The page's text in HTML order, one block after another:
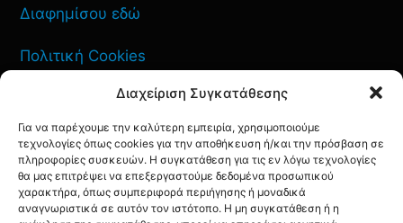
Διαχείριση Συγκατάθεσης
Για να παρέχουμε την καλύτερη εμπειρία, χρησιμοποιούμε
τεχνολογίες όπως cookies για την αποθήκευση ή/και την πρόσβαση σε
πληροφορίες συσκευών. Η συγκατάθεση για τις εν λόγω τεχνολογίες
θα μας επιτρέψει να επεξεργαστούμε δεδομένα προσωπικού
χαρακτήρα, όπως συμπεριφορά περιήγησης ή μοναδικά
αναγνωριστικά σε αυτόν τον ιστότοπο. Η μη συγκατάθεση ή η
Διαφημίσου εδώ
Πολιτική Cookies
Πολιτική Απορρήτου